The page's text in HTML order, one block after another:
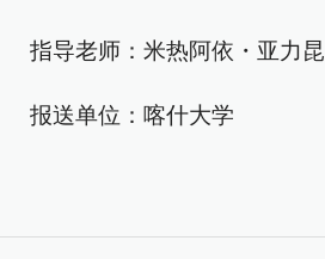
指导老师：米热阿依・亚力昆
报送单位：喀什大学